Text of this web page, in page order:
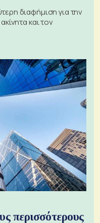
διαφήμιση για την
και τον
περισσότερους